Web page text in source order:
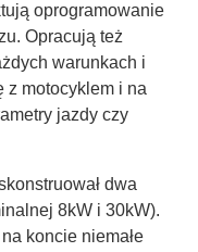
oprogramowanie
Opracują też
warunkach i
z motocyklem i na
jazdy czy
dwa
8kW i 30kW).
koncie niemałe